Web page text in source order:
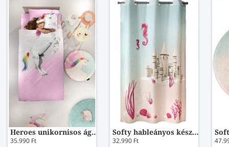
Heroes unikornisos ágynemű
35.990 Ft
Softy hableányos készfüggöny
32.990 Ft